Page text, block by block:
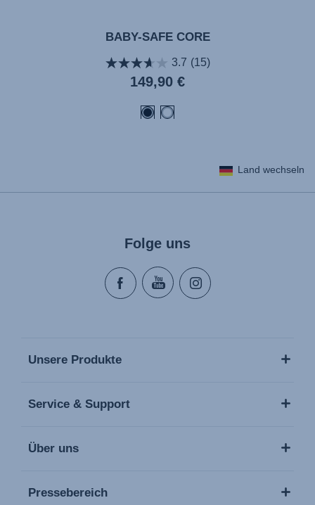
BABY-SAFE CORE
3.7 (15)
Aktueller
Preis
149,90 €
Land wechseln
Folge uns
Unsere Produkte
Service & Support
Über uns
Pressebereich